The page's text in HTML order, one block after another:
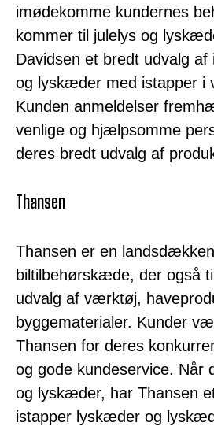
imødekomme kundernes
kommer til julelys og
Davidsen et bredt udvalg
og lyskæder med istapper i
Kunden anmeldelser
venlige og hjælpsomme
deres bredt udvalg af
Thansen
Thansen er en
biltilbehørskæde, der også
udvalg af værktøj,
byggematerialer. Kunder
Thansen for deres
og gode kundeservice. Når
og lyskæder, har Thansen
istapper lyskæder og